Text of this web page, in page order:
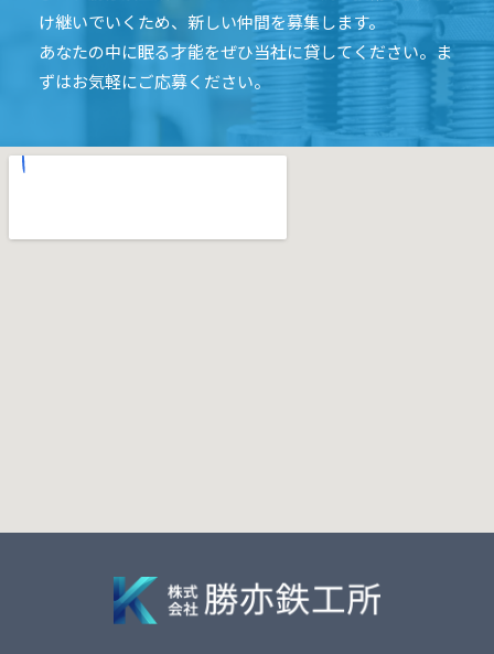
け継いでいくため、新しい仲間を募集します。
あなたの中に眠る才能をぜひ当社に貸してください。ま
ずはお気軽にご応募ください。